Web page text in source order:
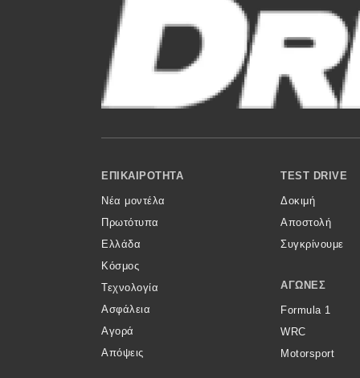
Formula 1
Τεχνολογία
Σταθμοί φόρτισης
Footer Menu
ΕΠΙΚΑΙΡΌΤΗΤΑ
Νέα μοντέλα
Πρωτότυπα
Ελλάδα
Κόσμος
Τεχνολογία
Ασφάλεια
Αγορά
Απόψεις
TEST DRIVE
Δοκιμή
Αποστολή
Συγκρίνουμε
ΑΓΏΝΕΣ
Formula 1
WRC
Motorsport